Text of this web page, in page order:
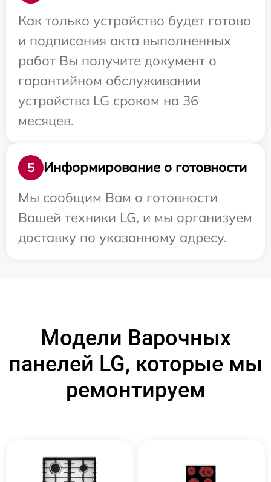
Как только устройство будет готово
и подписания акта выполненных
работ Вы получите документ о
гарантийном обслуживании
устройства LG сроком на 36
месяцев.
5
Информирование о готовности
Мы сообщим Вам о готовности
Вашей техники LG, и мы организуем
доставку по указанному адресу.
Модели Варочных
панелей LG, которые мы
ремонтируем